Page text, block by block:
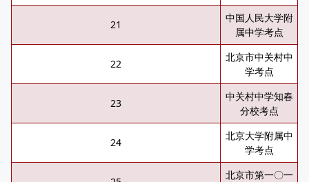
21
中国人民大学附
属中学考点
22
北京市中关村中
学考点
23
中关村中学知春
分校考点
24
北京大学附属中
学考点
北京市第一〇一